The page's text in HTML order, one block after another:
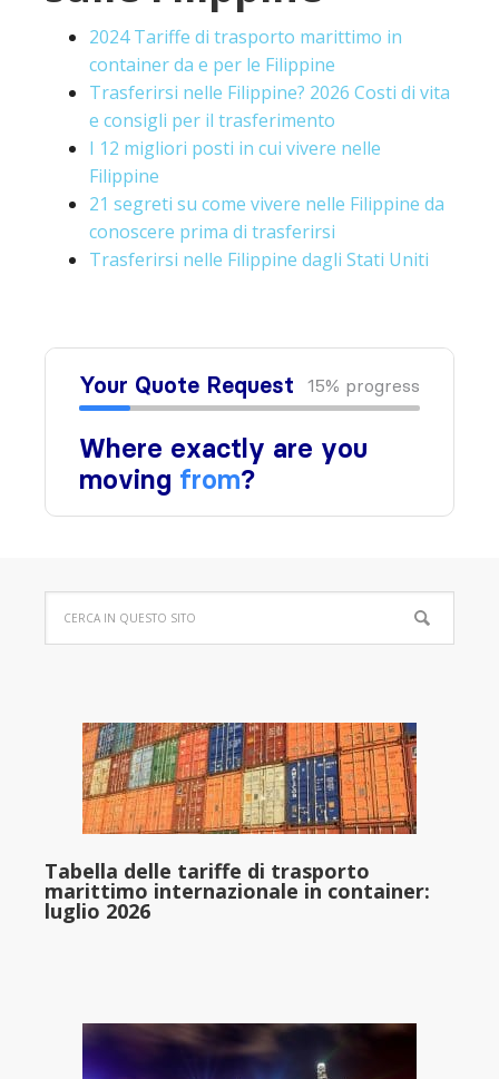
2024 Tariffe di trasporto marittimo in
container da e per le Filippine
Trasferirsi nelle Filippine? 2026 Costi di vita
e consigli per il trasferimento
I 12 migliori posti in cui vivere nelle
Filippine
21 segreti su come vivere nelle Filippine da
conoscere prima di trasferirsi
Trasferirsi nelle Filippine dagli Stati Uniti
Tabella delle tariffe di trasporto
marittimo internazionale in container:
luglio 2026